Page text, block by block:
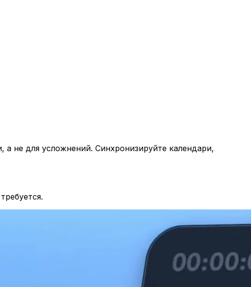
не для усложнений. Синхронизируйте календари,